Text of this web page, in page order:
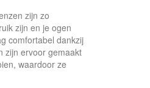
zijn zo
zijn en je ogen
comfortabel dankzij
zijn ervoor gemaakt
waardoor ze